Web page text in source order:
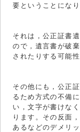
要ということになり
それは，公正証書
ので，遺言書が破
されたりする可能
その他にも，公正
るため方式の不備
い，文字が書けな
ります。その反面
あるなどのデメリ